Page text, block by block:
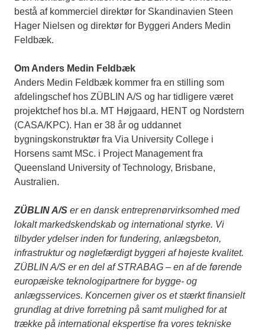
bestå af kommerciel direktør for Skandinavien Steen
Hager Nielsen og direktør for Byggeri Anders Medin
Feldbæk.
Om Anders Medin Feldbæk
Anders Medin Feldbæk kommer fra en stilling som
afdelingschef hos ZÜBLIN A/S og har tidligere været
projektchef hos bl.a. MT Højgaard, HENT og Nordstern
(CASA/KPC). Han er 38 år og uddannet
bygningskonstruktør fra Via University College i
Horsens samt MSc. i Project Management fra
Queensland University of Technology, Brisbane,
Australien.
ZÜBLIN A/S er en dansk entreprenørvirksomhed med
lokalt markedskendskab og international styrke. Vi
tilbyder ydelser inden for fundering, anlægsbeton,
infrastruktur og nøglefærdigt byggeri af højeste kvalitet.
ZÜBLIN A/S er en del af STRABAG – en af de førende
europæiske teknologipartnere for bygge- og
anlægsservices. Koncernen giver os et stærkt finansielt
grundlag at drive forretning på samt mulighed for at
trække på international ekspertise fra vores tekniske